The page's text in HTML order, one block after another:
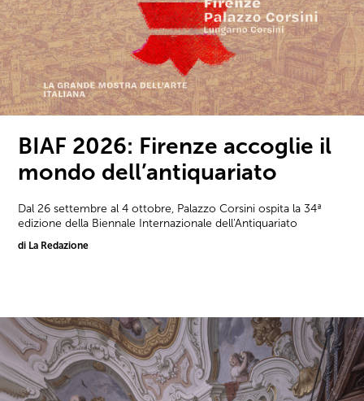
BIAF 2026: Firenze accoglie il
mondo dell’antiquariato
Dal 26 settembre al 4 ottobre, Palazzo Corsini ospita la 34ª
edizione della Biennale Internazionale dell'Antiquariato
di La Redazione